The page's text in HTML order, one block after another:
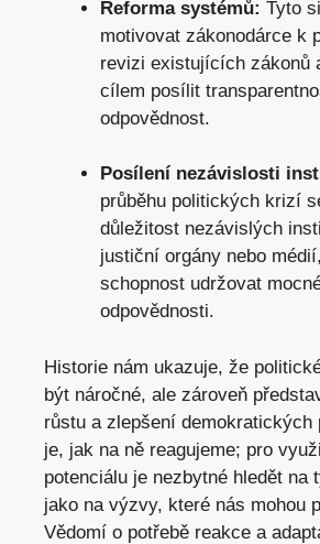
Reforma systémů: Tyto
motivovat zákonodárce k
revizi existujících zákonů
cílem posílit
odpovědnost.
Posílení nezávislosti
průběhu politických krizí
důležitost nezávislých
justiční orgány nebo
schopnost udržovat
odpovědnosti.
Historie nám ukazuje, že
být náročné, ale zároveň
růstu a zlepšení
je, jak na ně reagujeme; pro
potenciálu je nezbytné hledět na
jako na výzvy, které nás mohou
Vědomí o potřebě reakce a